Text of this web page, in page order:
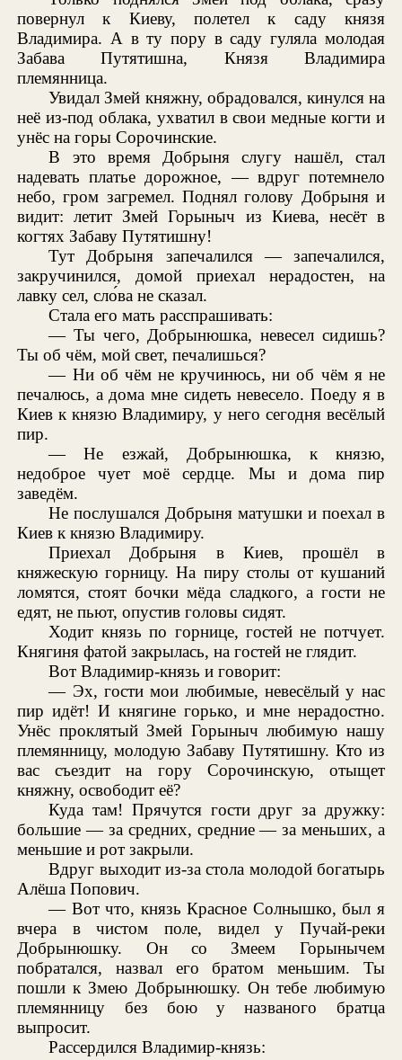
повернул к Киеву, полетел к саду князя
Владимира. А в ту пору в саду гуляла молодая
Забава Путятишна, Князя Владимира
племянница.
Увидал Змей княжну, обрадовался, кинулся на
неё из-под облака, ухватил в свои медные когти и
унёс на горы Сорочинские.
В это время Добрыня слугу нашёл, стал
надевать платье дорожное, — вдруг потемнело
небо, гром загремел. Поднял голову Добрыня и
видит: летит Змей Горыныч из Киева, несёт в
когтях Забаву Путятишну!
Тут Добрыня запечалился — запечалился,
закручинился, домой приехал нерадостен, на
лавку сел, сло́ва не сказал.
Стала его мать расспрашивать:
— Ты чего, Добрынюшка, невесел сидишь?
Ты об чём, мой свет, печалишься?
— Ни об чём не кручинюсь, ни об чём я не
печалюсь, а дома мне сидеть невесело. Поеду я в
Киев к князю Владимиру, у него сегодня весёлый
пир.
— Не езжай, Добрынюшка, к князю,
недоброе чует моё сердце. Мы и дома пир
заведём.
Не послушался Добрыня матушки и поехал в
Киев к князю Владимиру.
Приехал Добрыня в Киев, прошёл в
княжескую горницу. На пиру столы от кушаний
ломятся, стоят бочки мёда сладкого, а гости не
едят, не пьют, опустив головы сидят.
Ходит князь по горнице, гостей не потчует.
Княгиня фатой закрылась, на гостей не глядит.
Вот Владимир-князь и говорит:
— Эх, гости мои любимые, невесёлый у нас
пир идёт! И княгине горько, и мне нерадостно.
Унёс проклятый Змей Горыныч любимую нашу
племянницу, молодую Забаву Путятишну. Кто из
вас съездит на гору Сорочинскую, отыщет
княжну, освободит её?
Куда там! Прячутся гости друг за дружку:
большие — за средних, средние — за меньших, а
меньшие и рот закрыли.
Вдруг выходит из-за стола молодой богатырь
Алёша Попович.
— Вот что, князь Красное Солнышко, был я
вчера в чистом поле, видел у Пучай-реки
Добрынюшку. Он со Змеем Горынычем
побратался, назвал его братом меньшим. Ты
пошли к Змею Добрынюшку. Он тебе любимую
племянницу без бою у названого братца
выпросит.
Рассердился Владимир-князь: